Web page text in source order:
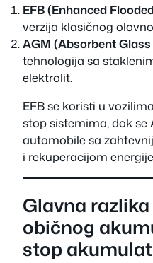
EFB (Enhanced
verzija klasičnog
AGM (Absorbent
tehnologija sa
elektrolit.
EFB se koristi u
stop sistemima, dok se
automobile sa
i rekuperacijom
Glavna
običnog
stop